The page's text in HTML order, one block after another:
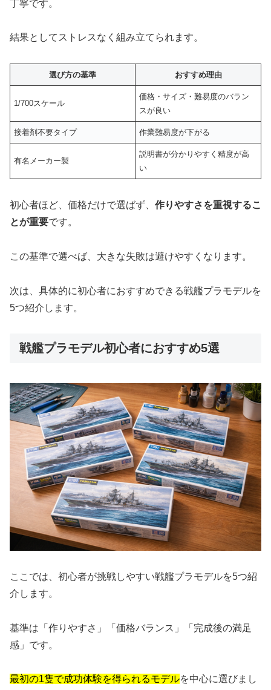
丁寧です。
結果としてストレスなく組み立てられます。
選び方の基準 おすすめ理由
1/700スケール
価格・サイズ・難易度のバラン
スが良い
接着剤不要タイプ 作業難易度が下がる
有名メーカー製
説明書が分かりやすく精度が高
い
初心者ほど、価格だけで選ばず、 作りやすさを重視するこ
とが重要です。
この基準で選べば、大きな失敗は避けやすくなります。
次は、具体的に初心者におすすめできる戦艦プラモデルを
5つ紹介します。
戦艦プラモデル初心者におすすめ5選
ここでは、初心者が挑戦しやすい戦艦プラモデルを5つ紹
介します。
基準は「作りやすさ」「価格バランス」「完成後の満足
感」です。
最初の1隻で成功体験を得られるモデルを中心に選びまし